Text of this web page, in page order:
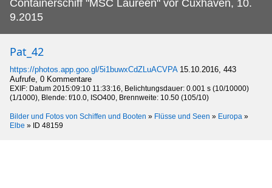
Containerschiff "MSC Laureen" vor Cuxhaven, 10.
9.2015
Pat_42
https://photos.app.goo.gl/5i1buwxCdZLuACVPA 15.10.2016, 443
Aufrufe, 0 Kommentare
EXIF: Datum 2015:09:10 11:33:16, Belichtungsdauer: 0.001 s (10/10000)
(1/1000), Blende: f/10.0, ISO400, Brennweite: 10.50 (105/10)
Bilder und Fotos von Schiffen und Booten » Flüsse und Seen » Europa »
Elbe » ID 48159